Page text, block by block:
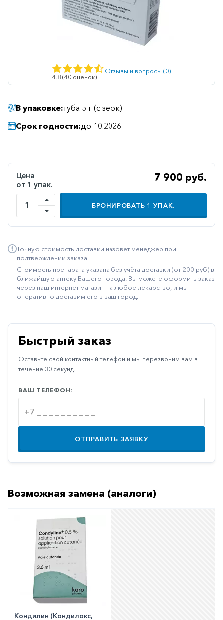
Ветеринарные
Гепатопротекторы
Диабетические
Желудочно-
кишечные
Иммунодепрессанты
Климактерические
Метаболизм
Минеральный
обмен
Неврологические
Остеопороз
Паркинсон
Противоаллергические
Противовирусные
Противовоспалительные
Противоопухолевые
Противорвотные
Противоэпилептические
Прочее
Пульмонология
Сердечные
Сосудистые
4.8 (40 оценок)
Отзывы и вопросы (0)
В упаковке:туба 5 г (с зерк)
Срок годности:до 10.2026
Цена
от 1 упак.
7 900 руб.
БРОНИРОВАТЬ 1 УПАК.
Точную стоимость доставки назовет менеджер при
подтверждении заказа.
Стоимость препарата указана без учёта доставки (от 200 руб) в
ближайшую аптеку Вашего города. Вы можете оформить заказ
через наш интернет магазин на любое лекарство, и мы
оперативно доставим его в ваш город.
Быстрый заказ
Оставьте свой контактный телефон и мы перезвоним вам в
течение 30 секунд.
ВАШ ТЕЛЕФОН:
ОТПРАВИТЬ ЗАЯВКУ
Возможная замена (аналоги)
Кондилин (Кондилокс,